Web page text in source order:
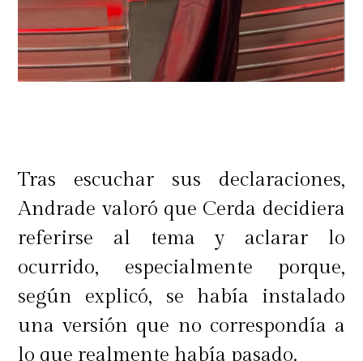
Tras escuchar sus declaraciones,
Andrade valoró que Cerda decidiera
referirse al tema y aclarar lo
ocurrido, especialmente porque,
según explicó, se había instalado
una versión que no correspondía a
lo que realmente había pasado.